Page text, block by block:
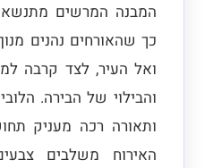
המבנה המרשים
כך שהאורחים נהנים
ואל העיר, לצד קרבה
והבילוי של הבירה.
ותאורה רכה מעניק
האירוח משלבים